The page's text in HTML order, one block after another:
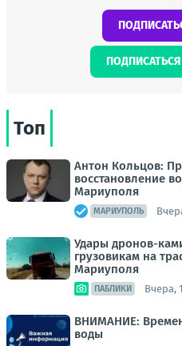
ПОДПИСАТЬСЯ
Топ
Антон Кольцов:
восстановление
Мариуполя
МАРИУПОЛЬ
Удары дронов-
грузовикам на
Мариуполя
ПАБЛИКИ Вчера,
ВНИМАНИЕ:
воды